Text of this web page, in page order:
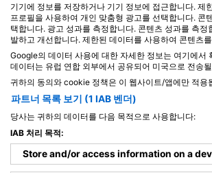
100목격
J F M A M J J A S O N
기기에 정보를 저장하거나 기기 정보에 접근합니다.
프로필을 사용하여 개인 맞춤형 광고를 선택합니다.
택합니다. 광고 성과를 측정합니다. 콘텐츠 성과를 측
발하고 개선합니다. 제한된 데이터를 사용하여 콘텐츠
Google의 데이터 사용에 대한 자세한 정보는 여기에
데이터는 유럽 연합 외부에서 공유되어 미국으로 전송
귀하의 동의와 cookie 정책은 이 웹사이트/앱에만 적용
파트너 목록 보기 (1 IAB 벤더)
당사는 귀하의 데이터를 다음 목적으로 사용합니다:
IAB 처리 목적:
Store and/or access information on a